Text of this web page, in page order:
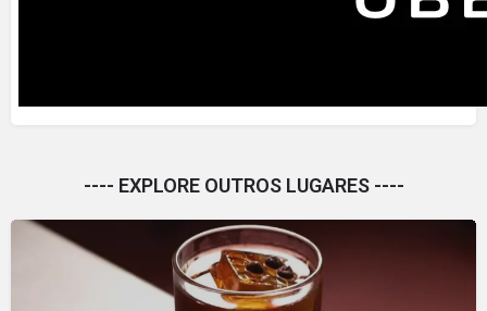
---- EXPLORE OUTROS LUGARES ----